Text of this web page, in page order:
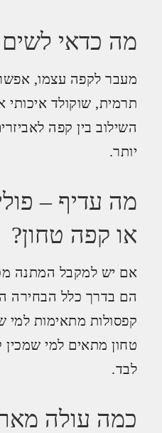
מה כדאי לשים
מעבר לקפה עצמו, אפשר
תרמית, שוקולד איכותי או
השילוב בין קפה לאביזרים
יותר.
מה עדיף –
או קפה טחון?
אם יש למקבל המתנה
הם בדרך כלל הבחירה
קפסולות מתאימות למי
טחון מתאים למי שמכין קפה
לבד.
כמה עולה מארז